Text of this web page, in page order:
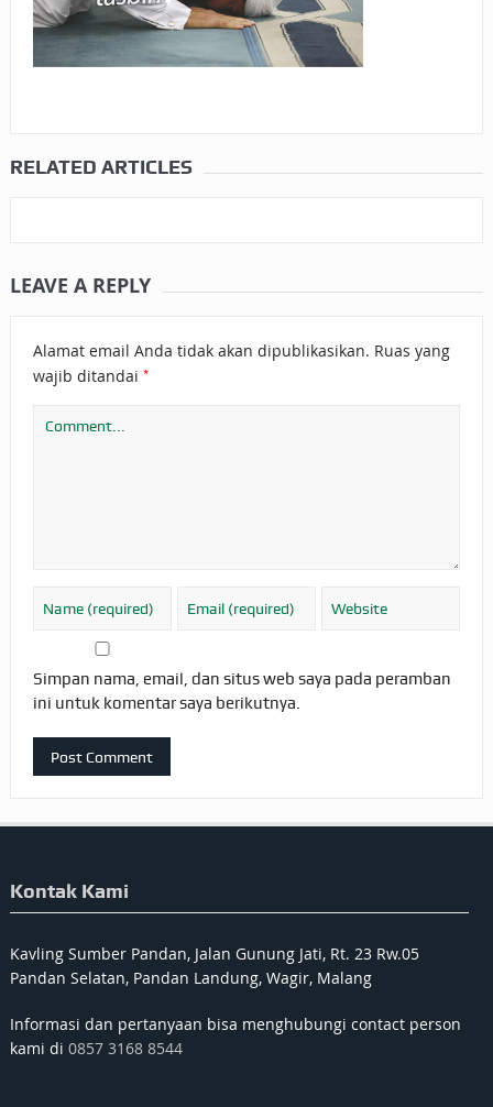
RELATED ARTICLES
LEAVE A REPLY
Alamat email Anda tidak akan dipublikasikan. Ruas yang
wajib ditandai *
Simpan nama, email, dan situs web saya pada peramban
ini untuk komentar saya berikutnya.
Kontak Kami
Kavling Sumber Pandan, Jalan Gunung Jati, Rt. 23 Rw.05
Pandan Selatan, Pandan Landung, Wagir, Malang
Informasi dan pertanyaan bisa menghubungi contact person
kami di 0857 3168 8544